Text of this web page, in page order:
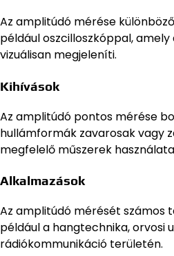
Az amplitúdó mérése
például oszcilloszkóppal,
vizuálisan megjeleníti.
Kihívások
Az amplitúdó pontos mérése
hullámformák zavarosak vagy
megfelelő műszerek
Alkalmazások
Az amplitúdó mérését számos
például a hangtechnika, orvosi
rádiókommunikáció területén.